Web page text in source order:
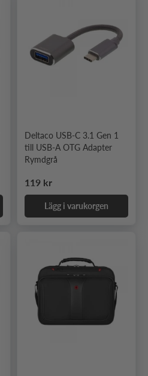
Deltaco USB-C 3.1 Gen 1
till USB-A OTG Adapter
Rymdgrå
Ordinarie pris
119 kr
Lägg i varukorgen